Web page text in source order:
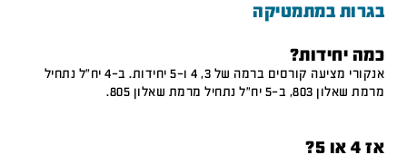
בגרות במתמטיקה
כמה יחידות?
אנקורי מציעה קורסים ברמה של 3, 4 ו-5 יחידות. ב-4 יח"ל נתחיל
מרמת שאלון 803, ב-5 יח"ל נתחיל מרמת שאלון 805.
אז 4 או 5?